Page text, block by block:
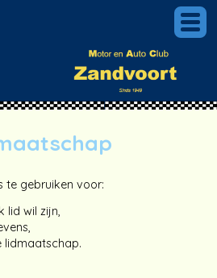
te gebruiken voor:
lid wil zijn,
lidmaatschap.